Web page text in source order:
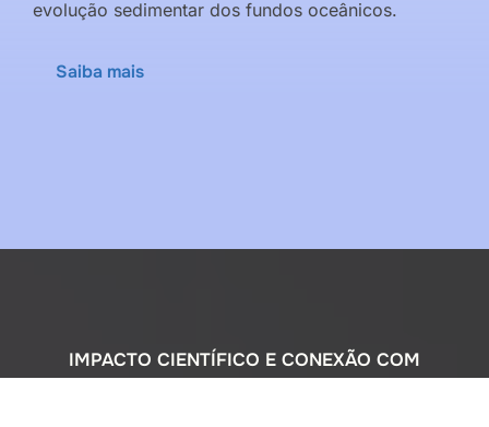
evolução sedimentar dos fundos oceânicos.
Saiba mais
IMPACTO CIENTÍFICO E CONEXÃO COM
A SOCIEDADE